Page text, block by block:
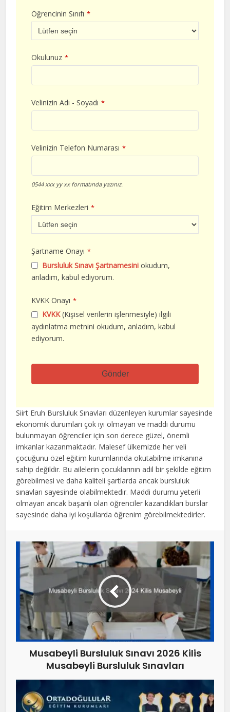
Öğrencinin Sınıfı *
Okulunuz *
Velinizin Adı - Soyadı *
Velinizin Telefon Numarası *
0544 xxx yy xx formatında yazınız.
Eğitim Merkezleri *
Şartname Onayı *
Bursluluk Sınavı Şartnamesini okudum,
anladım, kabul ediyorum.
KVKK Onayı *
KVKK(Kişisel verilerin işlenmesiyle) ilgili
aydınlatma metnini okudum, anladım, kabul
ediyorum.
Gönder
alan
bırakılmalıdır
Siirt Eruh Bursluluk Sınavları düzenleyen kurumlar sayesinde
ekonomik durumları çok iyi olmayan ve maddi durumu
bulunmayan öğrenciler için son derece güzel, önemli
imkanlar kazanmaktadır. Malesef ülkemizde her veli
çocuğunu özel eğitim kurumlarında okutabilme imkanına
sahip değildir. Bu ailelerin çocuklarının adil bir şekilde eğitim
görebilmesi ve daha kaliteli şartlarda ancak bursluluk
sınavları sayesinde olabilmektedir. Maddi durumu yeterli
olmayan ancak başarılı olan öğrenciler kazandıkları burslar
sayesinde daha iyi koşullarda öğrenim görebilmektedirler.
Musabeyli Bursluluk Sınavı 2026 Kilis
Musabeyli Bursluluk Sınavları